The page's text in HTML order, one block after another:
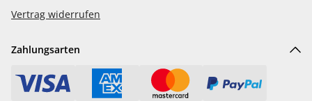
Vertrag widerrufen
Zahlungsarten